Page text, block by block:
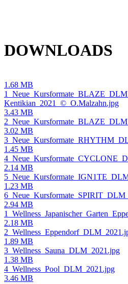
DOWNLOADS
1.68 MB
Kentikian_2021_©_O.Malzahn.jpg
3.43 MB
3.02 MB
1.45 MB
2.14 MB
1.23 MB
2.94 MB
2.18 MB
1.89 MB
3_Wellness_Sauna_DLM_2021.jpg
1.38 MB
4_Wellness_Pool_DLM_2021.jpg
3.46 MB